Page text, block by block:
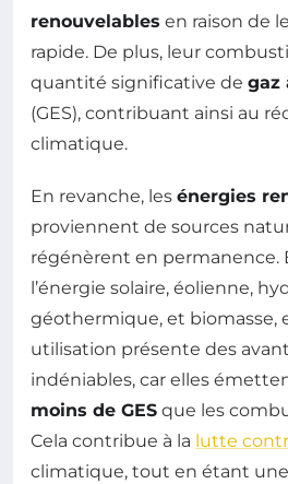
renouvelables en raison de
rapide. De plus, leur
quantité significative de gaz
(GES), contribuant ainsi au
climatique.
En revanche, les énergies
proviennent de sources
régénèrent en permanence.
l’énergie solaire, éolienne,
géothermique, et biomasse,
utilisation présente des
indéniables, car elles
moins de GES que les
Cela contribue à la lutte
climatique, tout en étant